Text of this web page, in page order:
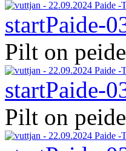
startPaide-
Pilt on
startPaide-
Pilt on